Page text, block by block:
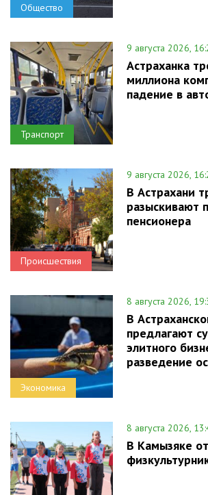
Общество
Транспорт
9 августа 2026,
Астраханка
миллиона
падение в
Происшествия
9 августа 2026,
В Астрахани
разыскивают
пенсионера
Экономика
8 августа 2026,
В
предлагают
элитного
разведение
8 августа 2026,
В Камызяке